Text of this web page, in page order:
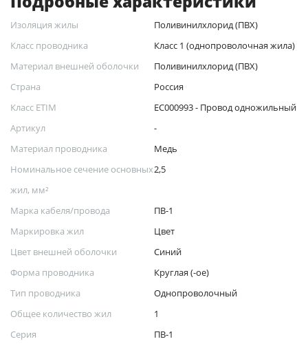
Изоляция жилы
Поливинилхлорид (ПВХ)
Класс проводника
Класс 1 (однопроволочная жила)
Материал внешней оболочки
Поливинилхлорид (ПВХ)
Страна
Россия
Класс ETIM
EC000993 - Провод одножильный
Артикул
-
Материал проводника
Медь
Номинальное сечение основных
жил, мм²
2,5
Марка кабеля/провода
ПВ-1
Маркировка жил
Цвет
Цвет внешней оболочки
Синий
Форма проводника
Круглая (-ое)
Тип проводника
Однопроволочный
Общее количество жил
1
Серия
ПВ-1